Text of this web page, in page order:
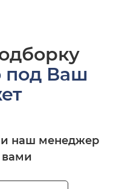
под Ваш
наш менеджер
вами